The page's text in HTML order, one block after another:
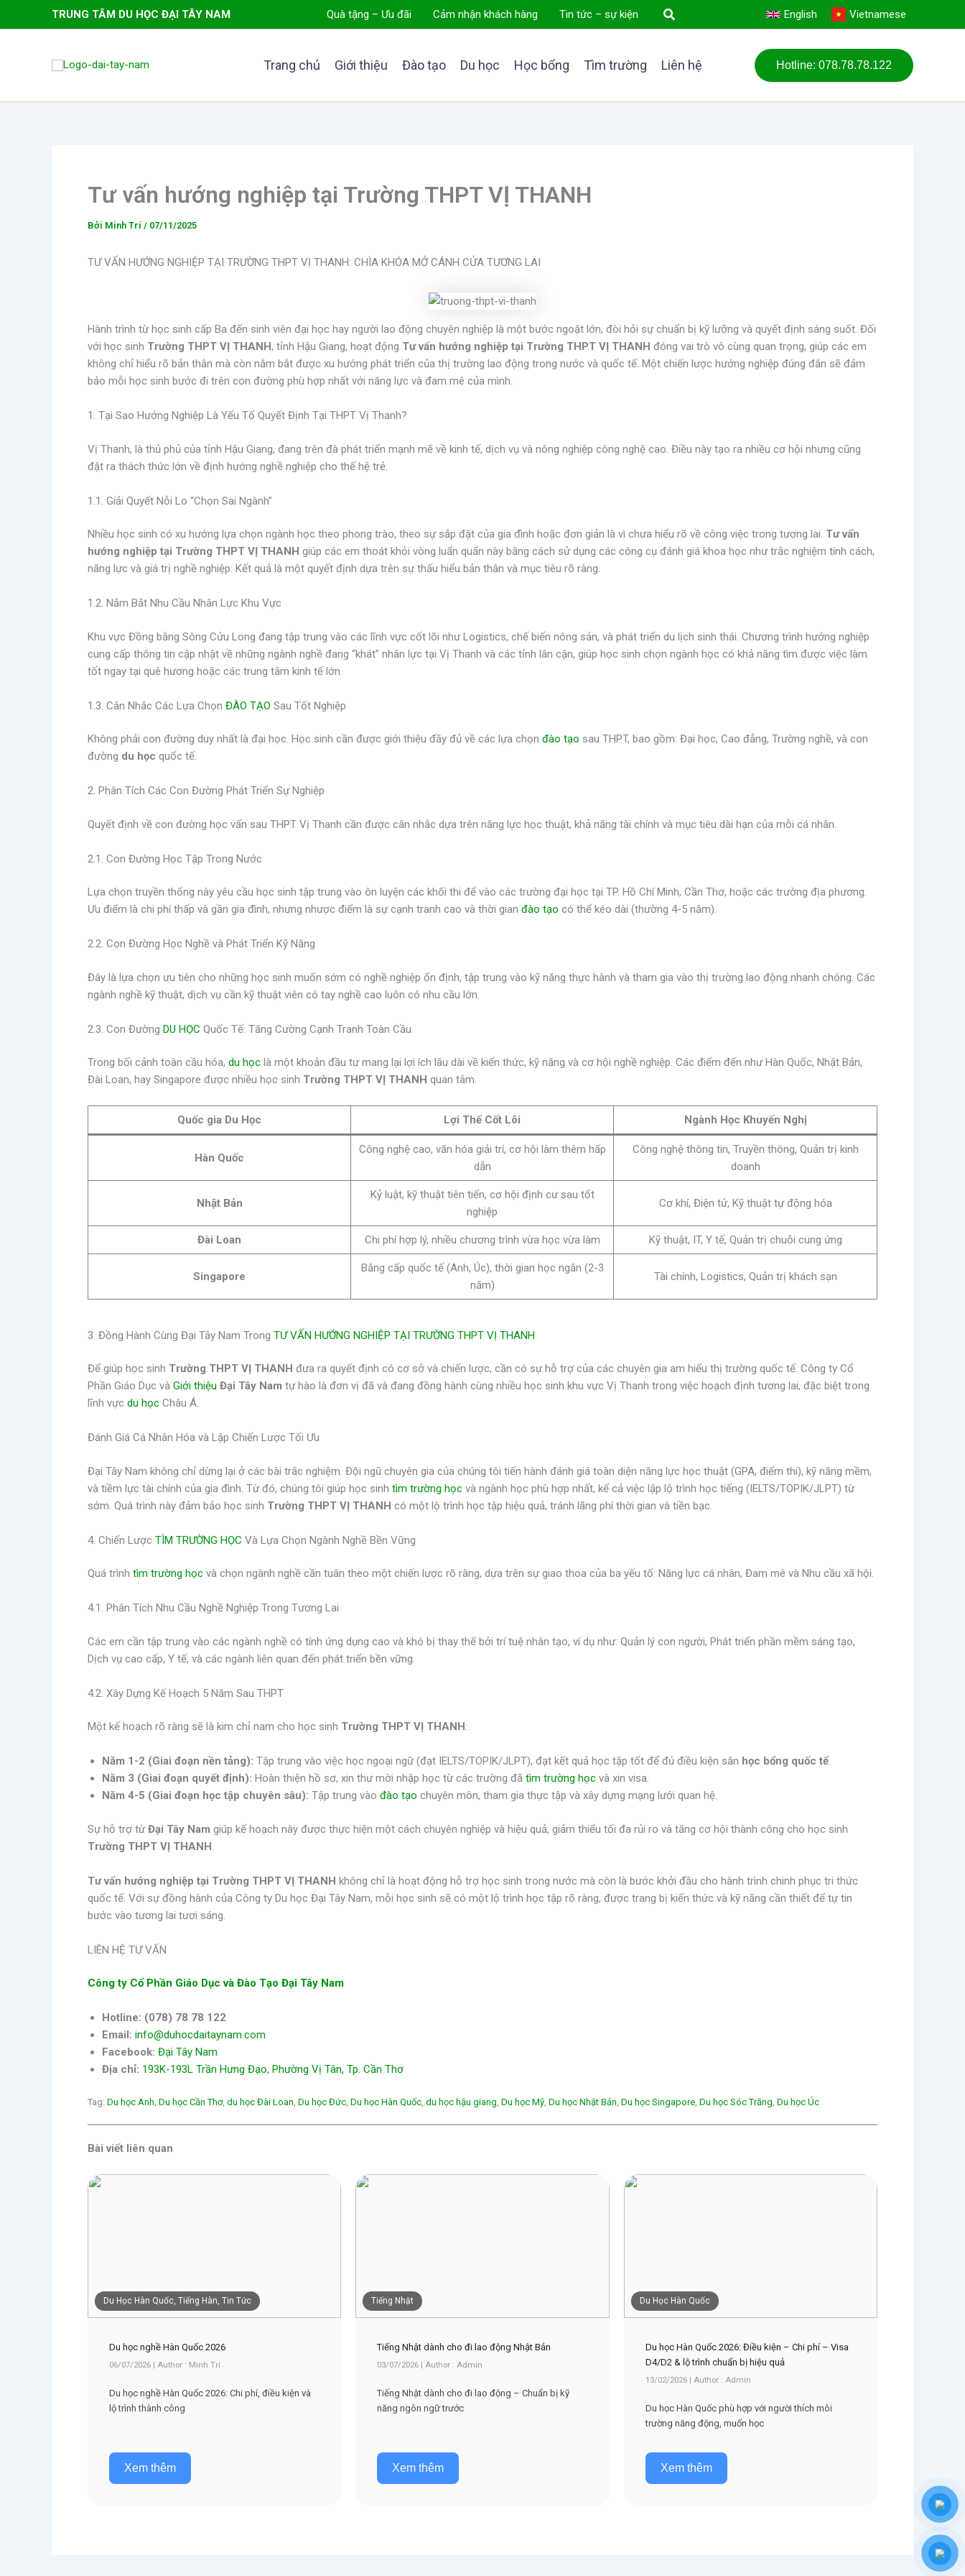
TRUNG TÂM DU HỌC ĐẠI TÂY NAM Quà tặng – Ưu đãi Cảm nhận khách hàng Tin tức – sự kiện English Vietnamese
Trang chủ Giới thiệu Đào tạo Du học Học bổng Tìm trường Liên hệ Hotline: 078.78.78.122
Tư vấn hướng nghiệp tại Trường THPT VỊ THANH
Bởi Minh Trí / 07/11/2025
TƯ VẤN HƯỚNG NGHIỆP TẠI TRƯỜNG THPT VỊ THANH: CHÌA KHÓA MỞ CÁNH CỬA TƯƠNG LAI
Hành trình từ học sinh cấp Ba đến sinh viên đại học hay người lao động chuyên nghiệp là một bước ngoặt lớn, đòi hỏi sự chuẩn bị kỹ lưỡng và quyết định sáng suốt. Đối
với học sinh Trường THPT VỊ THANH, tỉnh Hậu Giang, hoạt động Tư vấn hướng nghiệp tại Trường THPT VỊ THANH đóng vai trò vô cùng quan trọng, giúp các em
không chỉ hiểu rõ bản thân mà còn nắm bắt được xu hướng phát triển của thị trường lao động trong nước và quốc tế. Một chiến lược hướng nghiệp đúng đắn sẽ đảm
bảo mỗi học sinh bước đi trên con đường phù hợp nhất với năng lực và đam mê của mình.
1. Tại Sao Hướng Nghiệp Là Yếu Tố Quyết Định Tại THPT Vị Thanh?
Vị Thanh, là thủ phủ của tỉnh Hậu Giang, đang trên đà phát triển mạnh mẽ về kinh tế, dịch vụ và nông nghiệp công nghệ cao. Điều này tạo ra nhiều cơ hội nhưng cũng
đặt ra thách thức lớn về định hướng nghề nghiệp cho thế hệ trẻ.
1.1. Giải Quyết Nỗi Lo “Chọn Sai Ngành”
Nhiều học sinh có xu hướng lựa chọn ngành học theo phong trào, theo sự sắp đặt của gia đình hoặc đơn giản là vì chưa hiểu rõ về công việc trong tương lai. Tư vấn
hướng nghiệp tại Trường THPT VỊ THANH giúp các em thoát khỏi vòng luẩn quẩn này bằng cách sử dụng các công cụ đánh giá khoa học như trắc nghiệm tính cách,
năng lực và giá trị nghề nghiệp. Kết quả là một quyết định dựa trên sự thấu hiểu bản thân và mục tiêu rõ ràng.
1.2. Nắm Bắt Nhu Cầu Nhân Lực Khu Vực
Khu vực Đồng bằng Sông Cửu Long đang tập trung vào các lĩnh vực cốt lõi như Logistics, chế biến nông sản, và phát triển du lịch sinh thái. Chương trình hướng nghiệp
cung cấp thông tin cập nhật về những ngành nghề đang “khát” nhân lực tại Vị Thanh và các tỉnh lân cận, giúp học sinh chọn ngành học có khả năng tìm được việc làm
tốt ngay tại quê hương hoặc các trung tâm kinh tế lớn.
1.3. Cân Nhắc Các Lựa Chọn ĐÀO TẠO Sau Tốt Nghiệp
Không phải con đường duy nhất là đại học. Học sinh cần được giới thiệu đầy đủ về các lựa chọn đào tạo sau THPT, bao gồm: Đại học, Cao đẳng, Trường nghề, và con
đường du học quốc tế.
2. Phân Tích Các Con Đường Phát Triển Sự Nghiệp
Quyết định về con đường học vấn sau THPT Vị Thanh cần được cân nhắc dựa trên năng lực học thuật, khả năng tài chính và mục tiêu dài hạn của mỗi cá nhân.
2.1. Con Đường Học Tập Trong Nước
Lựa chọn truyền thống này yêu cầu học sinh tập trung vào ôn luyện các khối thi để vào các trường đại học tại TP. Hồ Chí Minh, Cần Thơ, hoặc các trường địa phương.
Ưu điểm là chi phí thấp và gần gia đình, nhưng nhược điểm là sự cạnh tranh cao và thời gian đào tạo có thể kéo dài (thường 4-5 năm).
2.2. Con Đường Học Nghề và Phát Triển Kỹ Năng
Đây là lựa chọn ưu tiên cho những học sinh muốn sớm có nghề nghiệp ổn định, tập trung vào kỹ năng thực hành và tham gia vào thị trường lao động nhanh chóng. Các
ngành nghề kỹ thuật, dịch vụ cần kỹ thuật viên có tay nghề cao luôn có nhu cầu lớn.
2.3. Con Đường DU HỌC Quốc Tế: Tăng Cường Cạnh Tranh Toàn Cầu
Trong bối cảnh toàn cầu hóa, du học là một khoản đầu tư mang lại lợi ích lâu dài về kiến thức, kỹ năng và cơ hội nghề nghiệp. Các điểm đến như Hàn Quốc, Nhật Bản,
Đài Loan, hay Singapore được nhiều học sinh Trường THPT VỊ THANH quan tâm.
Quốc gia Du Học Lợi Thế Cốt Lõi Ngành Học Khuyến Nghị
Hàn Quốc
Công nghệ cao, văn hóa giải trí, cơ hội làm thêm hấp
dẫn
Công nghệ thông tin, Truyền thông, Quản trị kinh
doanh
Nhật Bản
Kỷ luật, kỹ thuật tiên tiến, cơ hội định cư sau tốt
nghiệp
Cơ khí, Điện tử, Kỹ thuật tự động hóa
Đài Loan Chi phí hợp lý, nhiều chương trình vừa học vừa làm Kỹ thuật, IT, Y tế, Quản trị chuỗi cung ứng
Singapore
Bằng cấp quốc tế (Anh, Úc), thời gian học ngắn (2-3
năm)
Tài chính, Logistics, Quản trị khách sạn
3. Đồng Hành Cùng Đại Tây Nam Trong TƯ VẤN HƯỚNG NGHIỆP TẠI TRƯỜNG THPT VỊ THANH
Để giúp học sinh Trường THPT VỊ THANH đưa ra quyết định có cơ sở và chiến lược, cần có sự hỗ trợ của các chuyên gia am hiểu thị trường quốc tế. Công ty Cổ
Phần Giáo Dục và Giới thiệu Đại Tây Nam tự hào là đơn vị đã và đang đồng hành cùng nhiều học sinh khu vực Vị Thanh trong việc hoạch định tương lai, đặc biệt trong
lĩnh vực du học Châu Á.
Đánh Giá Cá Nhân Hóa và Lập Chiến Lược Tối Ưu
Đại Tây Nam không chỉ dừng lại ở các bài trắc nghiệm. Đội ngũ chuyên gia của chúng tôi tiến hành đánh giá toàn diện năng lực học thuật (GPA, điểm thi), kỹ năng mềm,
và tiềm lực tài chính của gia đình. Từ đó, chúng tôi giúp học sinh tìm trường học và ngành học phù hợp nhất, kể cả việc lập lộ trình học tiếng (IELTS/TOPIK/JLPT) từ
sớm. Quá trình này đảm bảo học sinh Trường THPT VỊ THANH có một lộ trình học tập hiệu quả, tránh lãng phí thời gian và tiền bạc.
4. Chiến Lược TÌM TRƯỜNG HỌC Và Lựa Chọn Ngành Nghề Bền Vững
Quá trình tìm trường học và chọn ngành nghề cần tuân theo một chiến lược rõ ràng, dựa trên sự giao thoa của ba yếu tố: Năng lực cá nhân, Đam mê và Nhu cầu xã hội.
4.1. Phân Tích Nhu Cầu Nghề Nghiệp Trong Tương Lai
Các em cần tập trung vào các ngành nghề có tính ứng dụng cao và khó bị thay thế bởi trí tuệ nhân tạo, ví dụ như: Quản lý con người, Phát triển phần mềm sáng tạo,
Dịch vụ cao cấp, Y tế, và các ngành liên quan đến phát triển bền vững.
4.2. Xây Dựng Kế Hoạch 5 Năm Sau THPT
Một kế hoạch rõ ràng sẽ là kim chỉ nam cho học sinh Trường THPT VỊ THANH:
Năm 1-2 (Giai đoạn nền tảng): Tập trung vào việc học ngoại ngữ (đạt IELTS/TOPIK/JLPT), đạt kết quả học tập tốt để đủ điều kiện săn học bổng quốc tế.
Năm 3 (Giai đoạn quyết định): Hoàn thiện hồ sơ, xin thư mời nhập học từ các trường đã tìm trường học và xin visa.
Năm 4-5 (Giai đoạn học tập chuyên sâu): Tập trung vào đào tạo chuyên môn, tham gia thực tập và xây dựng mạng lưới quan hệ.
Sự hỗ trợ từĐại Tây Nam giúp kế hoạch này được thực hiện một cách chuyên nghiệp và hiệu quả, giảm thiểu tối đa rủi ro và tăng cơ hội thành công cho học sinh
Trường THPT VỊ THANH
Tư vấn hướng nghiệp tại Trường THPT VỊ THANH không chỉ là hoạt động hỗ trợ học sinh trong nước mà còn là bước khởi đầu cho hành trình chinh phục tri thức
quốc tế. Với sự đồng hành của Công ty Du học Đại Tây Nam, mỗi học sinh sẽ có một lộ trình học tập rõ ràng, được trang bị kiến thức và kỹ năng cần thiết để tự tin
bước vào tương lai tươi sáng.
LIÊN HỆ TƯ VẤN
Công ty Cổ Phần Giáo Dục và Đào Tạo Đại Tây Nam
Hotline: (078) 78 78 122
Email: info@duhocdaitaynam.com
Facebook: Đại Tây Nam
Địa chỉ: 193K-193L Trần Hưng Đạo, Phường Vị Tân, Tp. Cần Thơ
Tag: Du học Anh Du học Cần Thơ, du học Đài Loan Du học Đức Du học Hàn Quốc du học hậu giang Du học Mỹ Du học Nhật Bản Du học Singapore Du học Sóc Trăng Du học Úc
Bài viết liên quan
Du Học Hàn Quốc, Tiếng Hàn, Tin Tức
Du học nghề Hàn Quốc 2026
06/07/2026 | Author : Minh Trí
Du học nghề Hàn Quốc 2026: Chi phí, điều kiện và
lộ trình thành công
Xem thêm
Tiếng Nhật
Tiếng Nhật dành cho đi lao động Nhật Bản
03/07/2026 | Author : Admin
Tiếng Nhật dành cho đi lao động – Chuẩn bị kỹ
năng ngôn ngữ trước
Xem thêm
Du Học Hàn Quốc
Du học Hàn Quốc 2026: Điều kiện – Chi phí – Visa
D4/D2 & lộ trình chuẩn bị hiệu quả
13/02/2026 | Author : Admin
Du học Hàn Quốc phù hợp với người thích môi
trường năng động, muốn học
Xem thêm